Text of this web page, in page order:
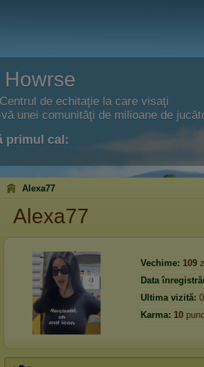
de echitaţie la care visaţi
unei comunităţi de milioane de
primul cal:
Alexa77
Alexa77
Vechime: 109
Data
Ultima vizită:
Karma: 10